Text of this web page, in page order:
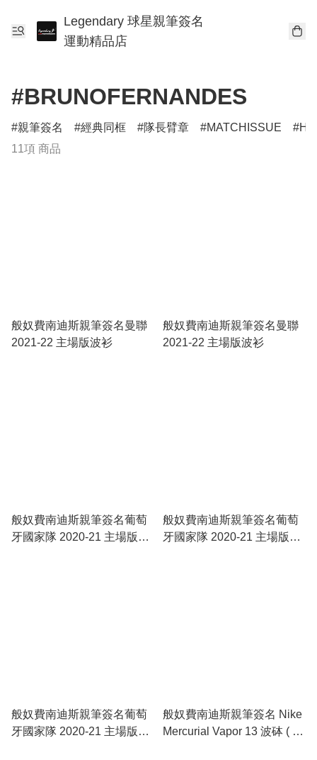
Legendary 球星親筆簽名
運動精品店
#BRUNOFERNANDES
親筆簽名 經典同框 隊長臂章 MATCHISSUE
11項 商品
般奴費南迪斯親筆簽名曼聯
2021-22 主場版波衫
般奴費南迪斯親筆簽名曼聯
2021-22 主場版波衫
般奴費南迪斯親筆簽名葡萄
牙國家隊 2020-21 主場版波
般奴費南迪斯親筆簽名葡萄
牙國家隊 2020-21 主場版波
般奴費南迪斯親筆簽名葡萄
牙國家隊 2020-21 主場版波
般奴費南迪斯親筆簽名 Nike
Mercurial Vapor 13 波砵 ( 亞